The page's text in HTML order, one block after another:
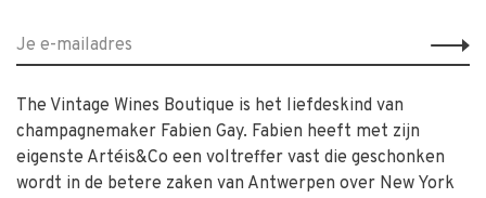
The Vintage Wines Boutique is het liefdeskind van
champagnemaker Fabien Gay. Fabien heeft met zijn
eigenste Artéis&Co een voltreffer vast die geschonken
wordt in de betere zaken van Antwerpen over New York